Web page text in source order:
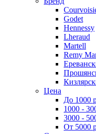
Godet
Hennessy
Lheraud
Martell
Remy
Цена
До 1000
1000 -
3000 -
От 5000